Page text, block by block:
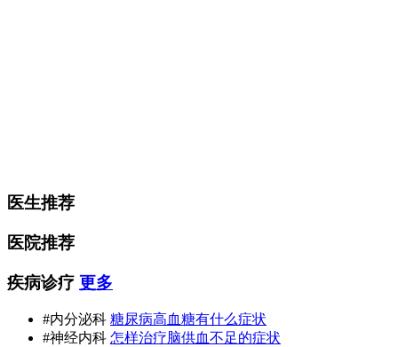
医生推荐
医院推荐
疾病诊疗 更多
#内分泌科 糖尿病高血糖有什么症状
#神经内科 怎样治疗脑供血不足的症状